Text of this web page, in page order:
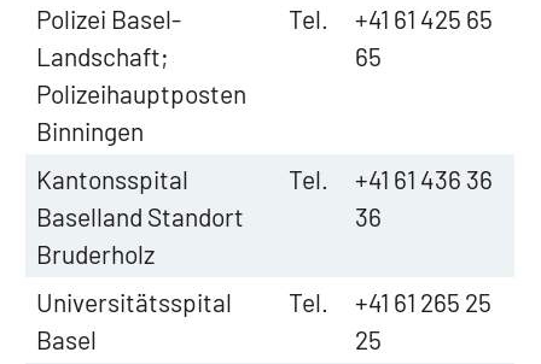
Polizei Basel-
Landschaft;
Polizeihauptposten
Binningen
Tel.
+41 61 425 65
65
Kantonsspital
Baselland Standort
Bruderholz
Tel.
+41 61 436 36
36
Universitätsspital
Basel
Tel.
+41 61 265 25
25